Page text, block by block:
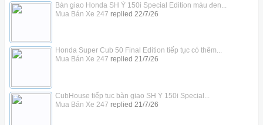
Bàn giao Honda SH Ý 150i Special Edition màu đen...
Mua Bán Xe 247 replied 22/7/26
Honda Super Cub 50 Final Edition tiếp tục có thêm...
Mua Bán Xe 247 replied 21/7/26
CubHouse tiếp tục bàn giao SH Ý 150i Special...
Mua Bán Xe 247 replied 21/7/26